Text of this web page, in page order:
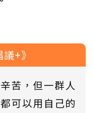
+》
苦，但一群人
可以用自己的